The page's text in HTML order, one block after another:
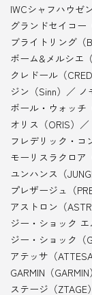
IWCシャフハウゼ
グランドセイコー
ブライトリング（
ボーム&メルシエ（
クレドール（
ジン（Sinn）
ノ
ボール・ウォッチ
オリス（ORIS）
フレデリック・コ
モーリスラクロア
ユンハンス（
プレザージュ（
アストロン（
ジー・ショック エ
ジー・ショック（
アテッサ（ATTESA
GARMIN（GARMIN）
ステージ（ZTAGE）